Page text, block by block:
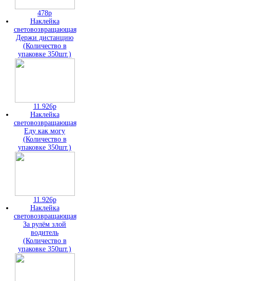
478р
Наклейка
световозвращающая
Держи дистанцию
(Количество в
упаковке 350шт.)
11.926р
Наклейка
световозвращающая
Еду как могу
(Количество в
упаковке 350шт.)
11.926р
Наклейка
световозвращающая
За рулём злой
водитель
(Количество в
упаковке 350шт.)